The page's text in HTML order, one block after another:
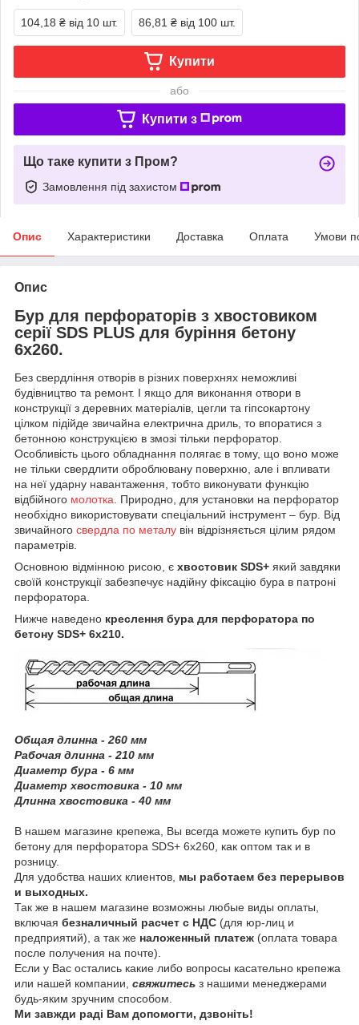
104,18 ₴ від 10 шт. 86,81 ₴ від 100 шт.
Купити
або
Купити з
Що таке купити з Пром?
Замовлення під захистом
Опис Характеристики Доставка Оплата Умови
Опис
Бур для перфораторів з хвостовиком
серії SDS PLUS для буріння бетону
6х260.
Без свердління отворів в різних поверхнях неможливі
будівництво та ремонт. І якщо для виконання отвори в
конструкції з деревних матеріалів, цегли та гіпсокартону
цілком підійде звичайна електрична дриль, то впоратися з
бетонною конструкцією в змозі тільки перфоратор.
Особливість цього обладнання полягає в тому, що воно може
не тільки свердлити оброблювану поверхню, але і впливати
на неї ударну навантаження, тобто виконувати функцію
відбійного молотка. Природно, для установки на перфоратор
необхідно використовувати спеціальний інструмент – бур. Від
звичайного свердла по металу він відрізняється цілим рядом
параметрів.
Основною відмінною рисою, є хвостовик SDS+ який завдяки
своїй конструкції забезпечує надійну фіксацію бура в патроні
перфоратора.
Нижче наведено креслення бура для перфоратора по
бетону SDS+ 6х210.
Общая длинна - 260 мм
Рабочая длинна - 210 мм
Диаметр бура - 6 мм
Диаметр хвостовика - 10 мм
Длинна хвостовика - 40 мм
В нашем магазине крепежа, Вы всегда можете купить бур по
бетону для перфоратора SDS+ 6х260, как оптом так и в
розницу.
Для удобства наших клиентов, мы работаем без перерывов
и выходных.
Так же в нашем магазине возможны любые виды оплаты,
включая безналичный расчет с НДС (для юр-лиц и
предприятий), а так же наложенный платеж (оплата товара
после получения на почте).
Если у Вас остались какие либо вопросы касательно крепежа
или нашей компании, свяжитесь з нашими менеджерами
будь-яким зручним способом.
Ми завжди раді Вам допомогти, дзвоніть!